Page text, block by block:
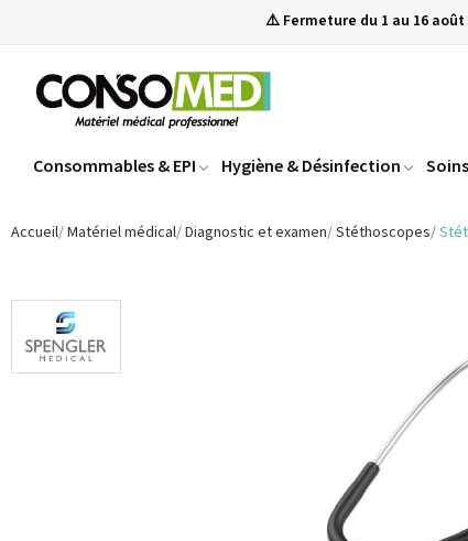
⚠️ Fermeture du 1 au 16
Consommables & EPI Hygiène & Désinfection
Accueil Matériel médical Diagnostic et examen Stéthoscopes